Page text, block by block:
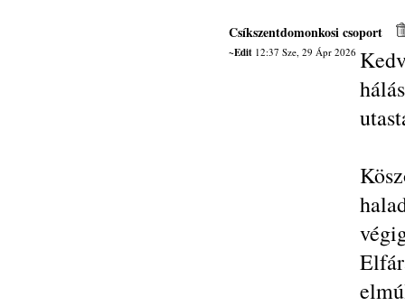
Csíkszentdomonkosi csoport
~Edit12:37 Sze, 29 Ápr 2026